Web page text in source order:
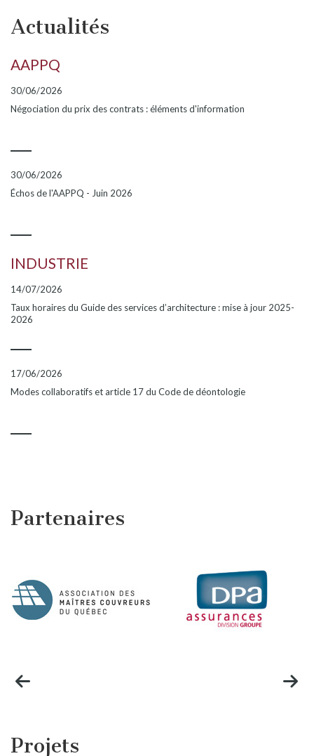
Actualités
AAPPQ
30/06/2026
Négociation du prix des contrats : éléments d'information
30/06/2026
Échos de l'AAPPQ - Juin 2026
INDUSTRIE
14/07/2026
Taux horaires du Guide des services d’architecture : mise à jour 2025-
2026
17/06/2026
Modes collaboratifs et article 17 du Code de déontologie
Partenaires
Projets